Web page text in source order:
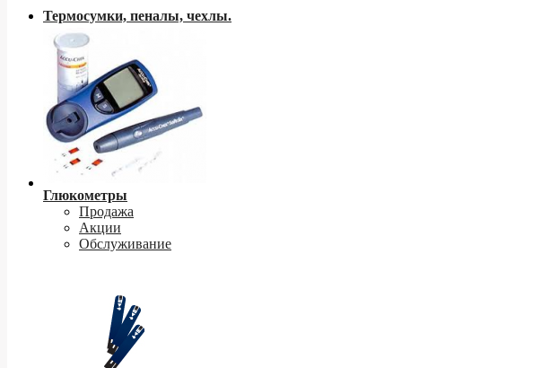
Термосумки, пеналы, чехлы.
Глюкометры
Продажа
Акции
Обслуживание